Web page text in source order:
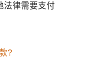
法律需要支付
?